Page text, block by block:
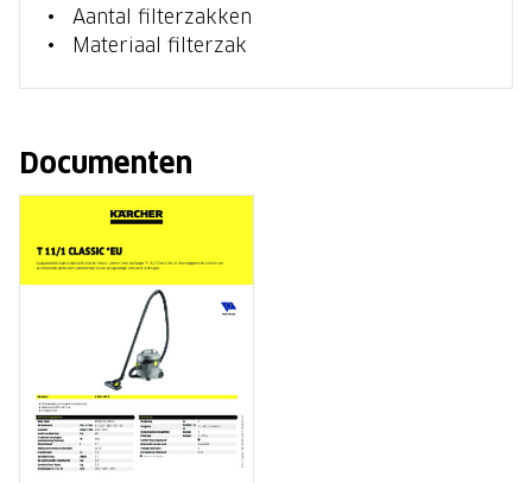
Aantal filterzakken
Materiaal filterzak
Documenten